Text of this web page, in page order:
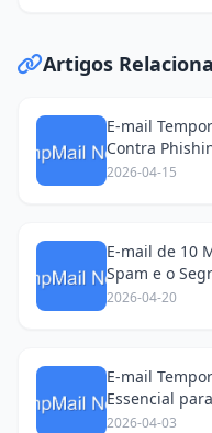
Artigos
E-mail
Contra
2026-04-15
E-mail de 10
Spam e o
2026-04-20
E-mail
Essencial
2026-04-03